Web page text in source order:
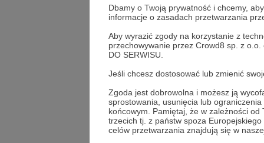
Dbamy o Twoją prywatność i chcemy,
informacje o zasadach przetwarzania
Aby wyrazić zgody na korzystanie z
przechowywanie przez Crowd8 sp. z
DO SERWISU.
Jeśli chcesz dostosować lub zmienić
Zgoda jest dobrowolna i możesz ją
sprostowania, usunięcia lub
końcowym. Pamiętaj, że w zależności
trzecich tj. z państw spoza
celów przetwarzania znajdują się w
obszary będą
wyniszczenie,
po to aby
masowych
doświadczeń
trzy cele –
rezerwę
wówczas